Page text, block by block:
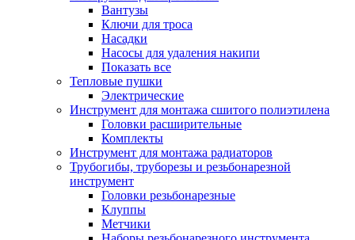
Вантузы
Ключи для троса
Насадки
Насосы для удаления накипи
Показать все
Тепловые пушки
Электрические
Инструмент для монтажа сшитого полиэтилена
Головки расширительные
Комплекты
Инструмент для монтажа радиаторов
Трубогибы, труборезы и резьбонарезной
инструмент
Головки резьбонарезные
Клуппы
Метчики